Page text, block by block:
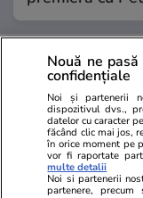
POLITIC
Politică
Traian Băsescu
Nicușor Dan să
a doua
Nouă ne
confidențiale
Noi și partenerii
dispozitivul dvs.,
datelor cu caracter
făcând clic mai jos,
în orice moment pe
vor fi raportate
multe detalii
Noi si partenerii
partenere,